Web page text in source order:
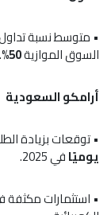
• متوسط نسبة
السوق الموازية50%
.
أرامكو السعودية
• توقعات بزيادة
يوميًافي 2025.
• استثمارات مكثفة